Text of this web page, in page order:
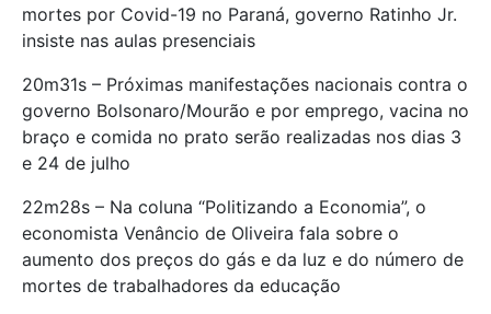
mortes por Covid-19 no Paraná, governo Ratinho Jr.
insiste nas aulas presenciais
20m31s – Próximas manifestações nacionais contra o
governo Bolsonaro/Mourão e por emprego, vacina no
braço e comida no prato serão realizadas nos dias 3
e 24 de julho
22m28s – Na coluna “Politizando a Economia”, o
economista Venâncio de Oliveira fala sobre o
aumento dos preços do gás e da luz e do número de
mortes de trabalhadores da educação